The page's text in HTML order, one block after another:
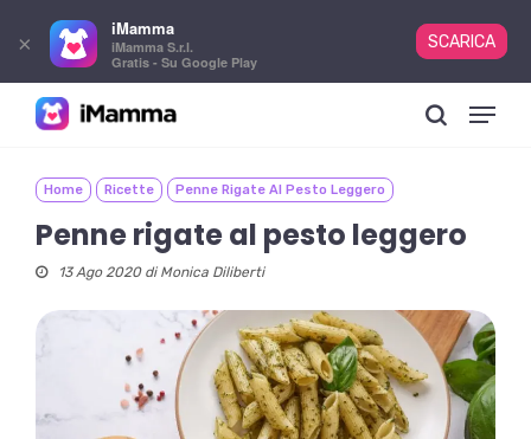
content
Menu
Home Ricette Penne Rigate Al Pesto Leggero
Penne rigate al pesto leggero
13 Ago 2020 di Monica Diliberti
×
iMamma
iMamma S.r.l.
Gratis - Su Google Play
SCARICA